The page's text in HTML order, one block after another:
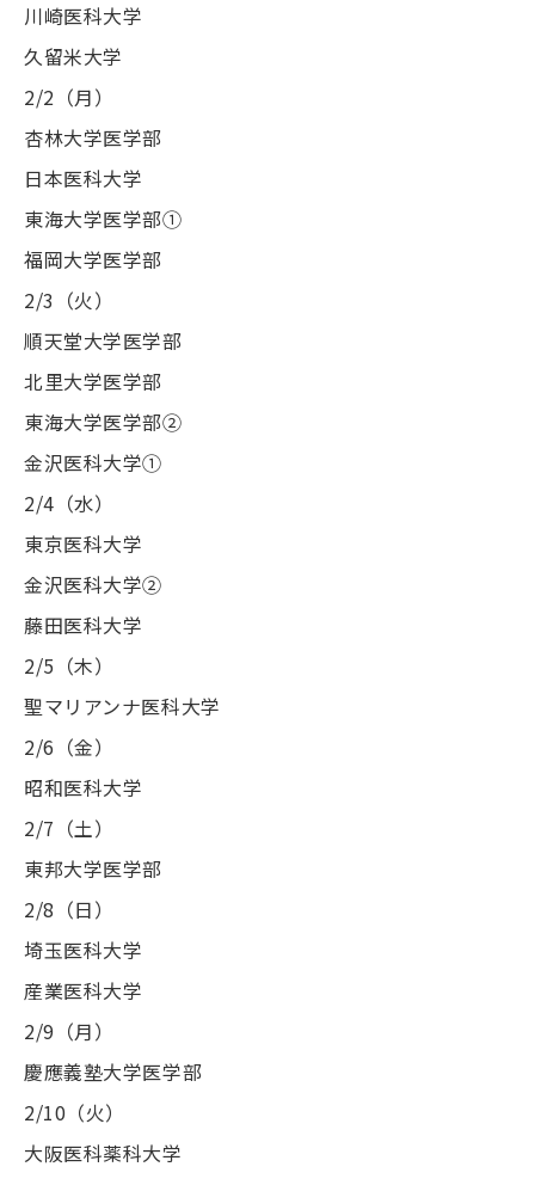
川崎医科大学
久留米大学
2/2 （月）
杏林大学医学部
日本医科大学
東海大学医学部①
福岡大学医学部
2/3 （火）
順天堂大学医学部
北里大学医学部
東海大学医学部②
金沢医科大学①
2/4 （水）
東京医科大学
金沢医科大学②
藤田医科大学
2/5 （木）
聖マリアンナ医科大学
2/6 （金）
昭和医科大学
2/7 （土）
東邦大学医学部
2/8 （日）
埼玉医科大学
産業医科大学
2/9 （月）
慶應義塾大学医学部
2/10 （火）
大阪医科薬科大学